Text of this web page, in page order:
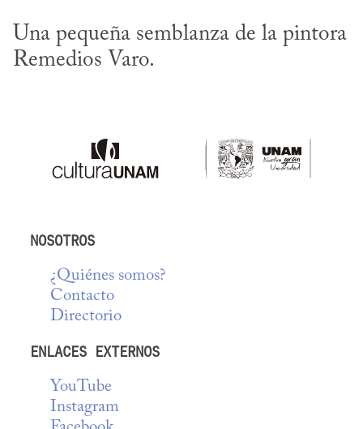
Una pequeña semblanza de la pintora
Remedios Varo.
NOSOTROS
¿Quiénes somos?
Contacto
Directorio
ENLACES EXTERNOS
YouTube
Instagram